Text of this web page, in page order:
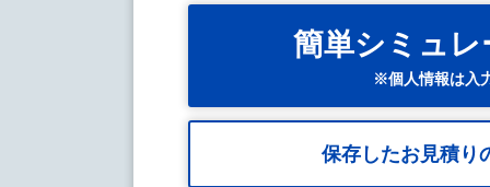
簡単シミュレ
※個人情報は入
保存したお見積り